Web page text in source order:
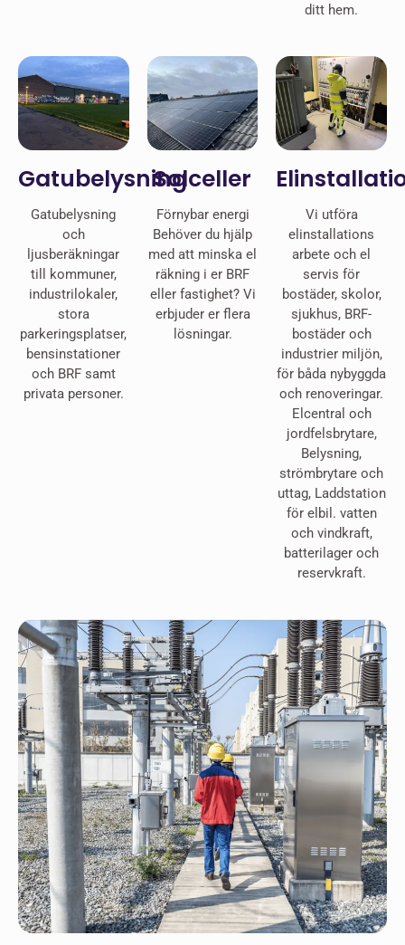
ditt hem.
Gatubelysning
Gatubelysning
och
ljusberäkningar
till kommuner,
industrilokaler,
stora
parkeringsplatser,
bensinstationer
och BRF samt
privata personer.
Solceller
Förnybar energi
Behöver du hjälp
med att minska el
räkning i er BRF
eller fastighet? Vi
erbjuder er flera
lösningar.
Vi utföra
elinstallations
arbete och el
servis för
bostäder, skolor,
sjukhus, BRF-
bostäder och
industrier miljön,
för båda nybyggda
och renoveringar.
Elcentral och
jordfelsbrytare,
Belysning,
strömbrytare och
uttag, Laddstation
för elbil. vatten
och vindkraft,
batterilager och
reservkraft.